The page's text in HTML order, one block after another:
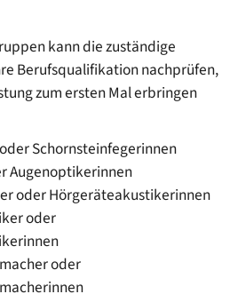
kann die zuständige
Berufsqualifikation nachprüfen,
zum ersten Mal erbringen
Schornsteinfegerinnen
Augenoptikerinnen
oder Hörgeräteakustikerinnen
oder
oder